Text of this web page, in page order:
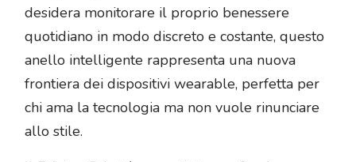
desidera monitorare il proprio benessere
quotidiano in modo discreto e costante, questo
anello intelligente rappresenta una nuova
frontiera dei dispositivi wearable, perfetta per
chi ama la tecnologia ma non vuole rinunciare
allo stile.